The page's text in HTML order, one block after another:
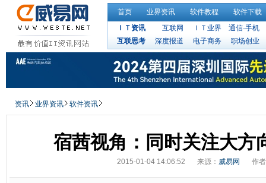
首页 业界资讯 软件教程
软件下载
ＩＴ资讯
互联网 ＩＴ业界
通信·手机
互联思考
深度报道 电子商务 职场创业
资讯 业界资讯 软件资讯
宿茜视角：同时关注大方
2015-01-04 14:06:52 来源： 威易网 作